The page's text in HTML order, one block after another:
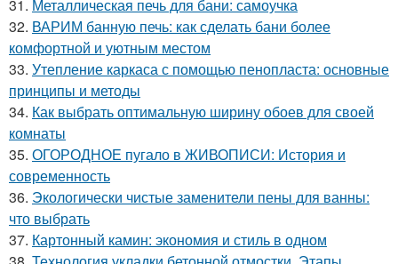
31. Металлическая печь для бани: самоучка
32. ВАРИМ банную печь: как сделать бани более
комфортной и уютным местом
33. Утепление каркаса с помощью пенопласта: основные
принципы и методы
34. Как выбрать оптимальную ширину обоев для своей
комнаты
35. ОГОРОДНОЕ пугало в ЖИВОПИСИ: История и
современность
36. Экологически чистые заменители пены для ванны:
что выбрать
37. Картонный камин: экономия и стиль в одном